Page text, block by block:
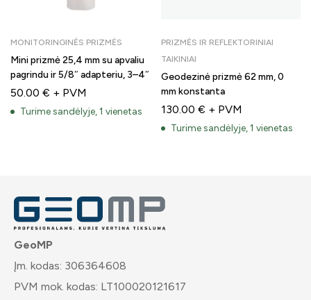
MONITORINGINĖS PRIZMĖS
Mini prizmė 25,4 mm su apvaliu
pagrindu ir 5/8″ adapteriu, 3–4″
50.00 € + PVM
Turime sandėlyje, 1 vienetas
PRIZMĖS IR REFLEKTORINIAI
TAIKINIAI
Geodezinė prizmė 62 mm, 0
mm konstanta
130.00 € + PVM
Turime sandėlyje, 1 vienetas
GeoMP
Įm. kodas: 306364608
PVM mok. kodas: LT100020121617